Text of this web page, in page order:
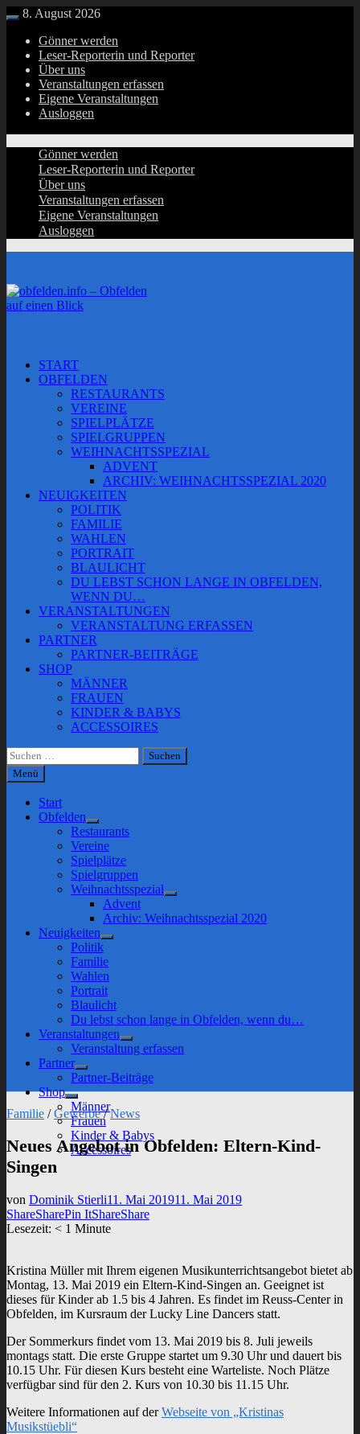
Zurück
Inhalt
Menü
8. August 2026
Gönner werden
Leser-Reporterin und Reporter
Über uns
Veranstaltungen erfassen
Eigene Veranstaltungen
Ausloggen
Gönner werden
Leser-Reporterin und Reporter
Über uns
Veranstaltungen erfassen
Eigene Veranstaltungen
Ausloggen
START
OBFELDEN
RESTAURANTS
VEREINE
SPIELPLÄTZE
SPIELGRUPPEN
WEIHNACHTSSPEZIAL
ADVENT
ARCHIV: WEIHNACHTSSPEZIAL 2020
NEUIGKEITEN
POLITIK
FAMILIE
WAHLEN
PORTRAIT
BLAULICHT
DU LEBST SCHON LANGE IN OBFELDEN,
WENN DU…
VERANSTALTUNGEN
VERANSTALTUNG ERFASSEN
PARTNER
PARTNER-BEITRÄGE
SHOP
MÄNNER
FRAUEN
KINDER & BABYS
ACCESSOIRES
Suchen
nach:
Menü
Start
Obfelden
Show
sub
menu
Restaurants
Vereine
Spielplätze
Spielgruppen
Weihnachtsspezial
Show
menu
Advent
Archiv: Weihnachtsspezial 2020
Neuigkeiten
Show
menu
Politik
Familie
Wahlen
Portrait
Blaulicht
Du lebst schon lange in Obfelden, wenn du…
Veranstaltungen
Show
sub
Veranstaltung erfassen
Partner
Show
sub
Partner-Beiträge
Shop
Show
sub
menu
Männer
Frauen
Kinder & Babys
Accessoires
Familie /Gewerbe/News
Neues Angebot in Obfelden: Eltern-Kind-
Singen
von Dominik Stierli11. Mai 201911. Mai 2019
ShareSharePin ItShareShare
Lesezeit: < 1 Minute
Kristina Müller mit Ihrem eigenen Musikunterrichtsangebot bietet ab
Montag, 13. Mai 2019 ein Eltern-Kind-Singen an. Geeignet ist
dieses für Kinder ab 1.5 bis 4 Jahren. Es findet im Reuss-Center in
Obfelden, im Kursraum der Lucky Line Dancers statt.
Der Sommerkurs findet vom 13. Mai 2019 bis 8. Juli jeweils
montags statt. Die erste Gruppe startet um 9.30 Uhr und dauert bis
10.15 Uhr. Für diesen Kurs besteht eine Warteliste. Noch Plätze
verfügbar sind für den 2. Kurs von 10.30 bis 11.15 Uhr.
Weitere Informationen auf derWebseite von „Kristinas
Musikstüebli“